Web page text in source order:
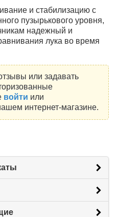
и стабилизацию с
пузырькового уровня,
надежный и
лука во время
или задавать
войти или
интернет-магазине.